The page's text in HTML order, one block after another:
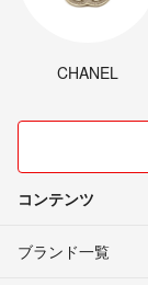
CHANEL
コンテンツ
ブランド一覧